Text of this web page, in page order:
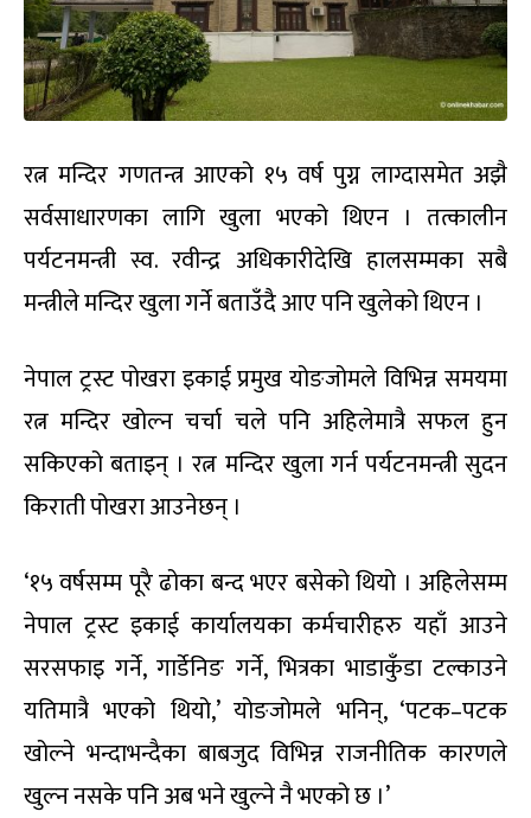
रत्न मन्दिर गणतन्त्र आएको १५ वर्ष पुग्न लाग्दासमेत अझै
सर्वसाधारणका लागि खुला भएको थिएन । तत्कालीन
पर्यटनमन्त्री स्व. रवीन्द्र अधिकारीदेखि हालसम्मका सबै
मन्त्रीले मन्दिर खुला गर्ने बताउँदै आए पनि खुलेको थिएन ।
नेपाल ट्रस्ट पोखरा इकाई प्रमुख योङजोमले विभिन्न समयमा
रत्न मन्दिर खोल्न चर्चा चले पनि अहिलेमात्रै सफल हुन
सकिएको बताइन् । रत्न मन्दिर खुला गर्न पर्यटनमन्त्री सुदन
किराती पोखरा आउनेछन् ।
‘१५ वर्षसम्म पूरै ढोका बन्द भएर बसेको थियो । अहिलेसम्म
नेपाल ट्रस्ट इकाई कार्यालयका कर्मचारीहरु यहाँ आउने
सरसफाइ गर्ने, गार्डेनिङ गर्ने, भित्रका भाडाकुँडा टल्काउने
यतिमात्रै भएको थियो,’ योङजोमले भनिन्, ‘पटक–पटक
खोल्ने भन्दाभन्दैका बाबजुद विभिन्न राजनीतिक कारणले
खुल्न नसके पनि अब भने खुल्ने नै भएको छ ।’